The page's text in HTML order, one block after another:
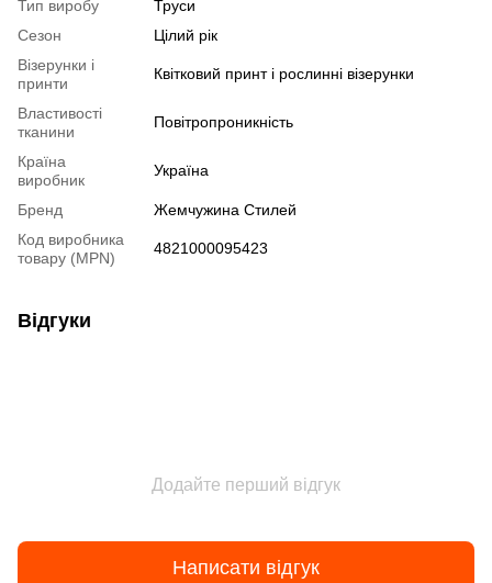
Тип виробу
Труси
Сезон
Цілий рік
Візерунки і
принти
Квітковий принт і рослинні візерунки
Властивості
тканини
Повітропроникність
Країна
виробник
Україна
Бренд
Жемчужина Стилей
Код виробника
товару (MPN)
4821000095423
Відгуки
Додайте перший відгук
Написати відгук